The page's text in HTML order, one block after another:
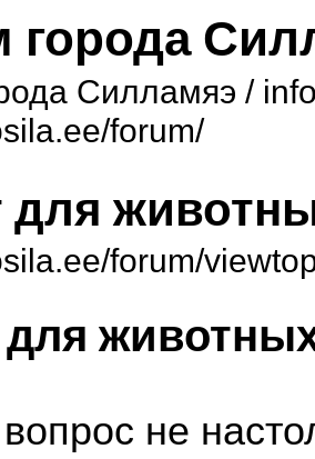
Силламяэ /
forum/
forum/
не